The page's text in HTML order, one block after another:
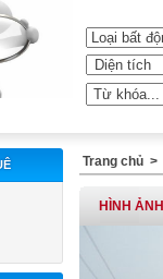
Trang chủ >
HÌNH ẢNH